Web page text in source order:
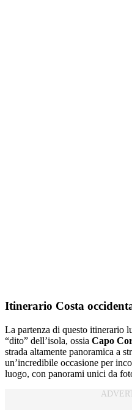
Itinerario Costa
La partenza di questo itinerario
“dito” dell’isola, ossia Capo
strada altamente panoramica a
un’incredibile occasione per
luogo, con panorami unici da